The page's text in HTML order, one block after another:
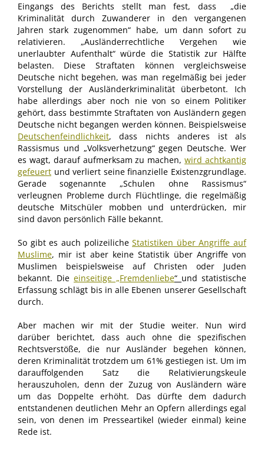
Eingangs des Berichts stellt man fest, dass „die
Kriminalität durch Zuwanderer in den vergangenen
Jahren stark zugenommen“ habe, um dann sofort zu
relativieren. „Ausländerrechtliche Vergehen wie
unerlaubter Aufenthalt“ würde die Statistik zur Hälfte
belasten. Diese Straftaten können vergleichsweise
Deutsche nicht begehen, was man regelmäßig bei jeder
Vorstellung der Ausländerkriminalität überbetont. Ich
habe allerdings aber noch nie von so einem Politiker
gehört, dass bestimmte Straftaten von Ausländern gegen
Deutsche nicht begangen werden können. Beispielsweise
Deutschenfeindlichkeit, dass nichts anderes ist als
Rassismus und „Volksverhetzung“ gegen Deutsche. Wer
es wagt, darauf aufmerksam zu machen,wird achtkantig
gefeuertund verliert seine finanzielle Existenzgrundlage.
Gerade sogenannte „Schulen ohne Rassismus“
verleugnen Probleme durch Flüchtlinge, die regelmäßig
deutsche Mitschüler mobben und unterdrücken, mir
sind davon persönlich Fälle bekannt.
So gibt es auch polizeilicheStatistiken über Angriffe auf
Muslime, mir ist aber keine Statistik über Angriffe von
Muslimen beispielsweise auf Christen oder Juden
bekannt. Die einseitige „Fremdenliebe“ und statistische
Erfassung schlägt bis in alle Ebenen unserer Gesellschaft
durch.
Aber machen wir mit der Studie weiter. Nun wird
darüber berichtet, dass auch ohne die spezifischen
Rechtsverstöße, die nur Ausländer begehen können,
deren Kriminalität trotzdem um 61% gestiegen ist. Um im
darauffolgenden Satz die Relativierungskeule
herauszuholen, denn der Zuzug von Ausländern wäre
um das Doppelte erhöht. Das dürfte dem dadurch
entstandenen deutlichen Mehr an Opfern allerdings egal
sein, von denen im Presseartikel (wieder einmal) keine
Rede ist.